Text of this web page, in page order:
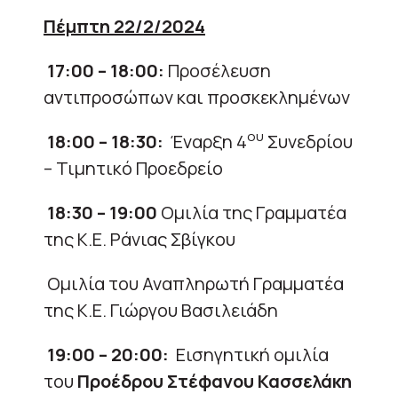
Πέμπτη 22/2/2024
17:00 – 18:00: Προσέλευση
αντιπροσώπων και προσκεκλημένων
18:00 – 18:30: Έναρξη 4ου Συνεδρίου
– Τιμητικό Προεδρείο
18:30 – 19:00 Ομιλία της Γραμματέα
της Κ.Ε. Ράνιας Σβίγκου
Ομιλία του Αναπληρωτή Γραμματέα
της Κ.Ε. Γιώργου Βασιλειάδη
19:00 – 20:00: Εισηγητική ομιλία
του Προέδρου Στέφανου Κασσελάκη